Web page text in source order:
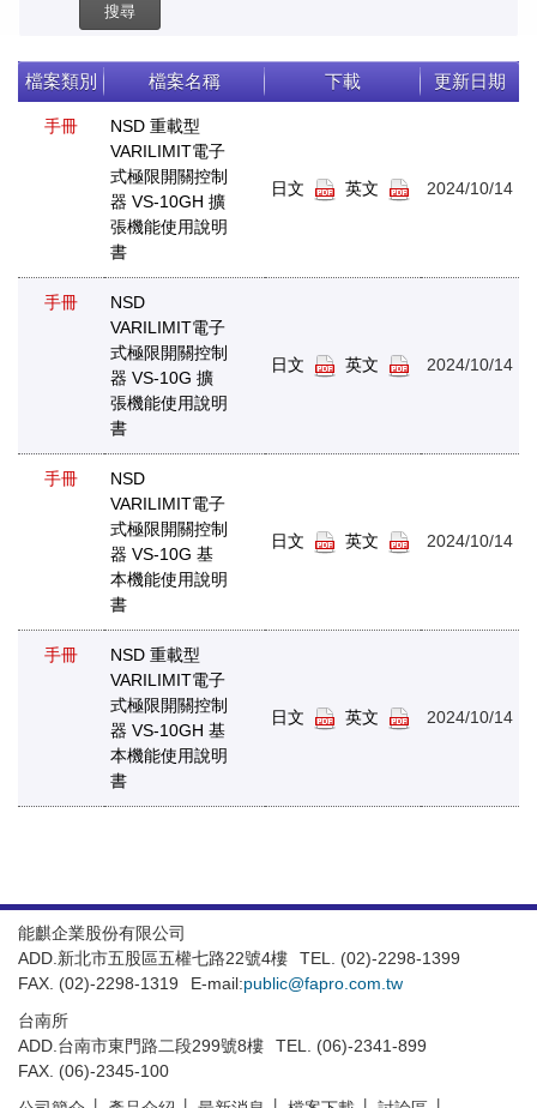
搜尋
檔案類別 檔案名稱 下載 更新日期
手冊
NSD 重載型
VARILIMIT電子
式極限開關控制
器 VS-10GH 擴
張機能使用說明
書
日文 英文 2024/10/14
手冊
NSD
VARILIMIT電子
式極限開關控制
器 VS-10G 擴
張機能使用說明
書
日文 英文 2024/10/14
手冊
NSD
VARILIMIT電子
式極限開關控制
器 VS-10G 基
本機能使用說明
書
日文 英文 2024/10/14
手冊
NSD 重載型
VARILIMIT電子
式極限開關控制
器 VS-10GH 基
本機能使用說明
書
日文 英文 2024/10/14
能麒企業股份有限公司
ADD.新北市五股區五權七路22號4樓
TEL. (02)-2298-1399
FAX. (02)-2298-1319
E-mail:public@fapro.com.tw
台南所
ADD.台南市東門路二段299號8樓
TEL. (06)-2341-899
FAX. (06)-2345-100